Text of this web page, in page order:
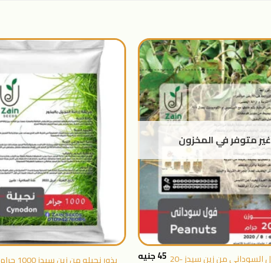
اضافة
الى
المنتجات
المفضلة
+
غير متوفر في المخزون
بذور الفول السوداني من زين سيدز -20 45جنيه بذور نجيله من زين سيدز 1000 جرام